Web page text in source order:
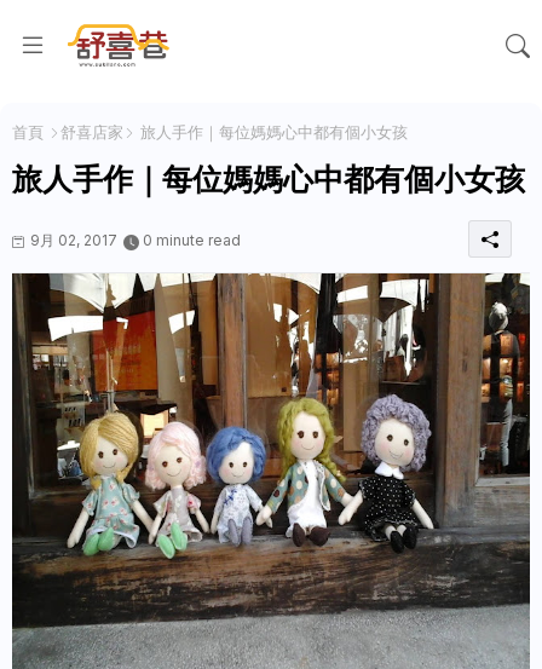
首頁 舒喜店家 旅人手作｜每位媽媽心中都有個小女孩
旅人手作｜每位媽媽心中都有個小女孩
9月 02, 2017 0 minute read